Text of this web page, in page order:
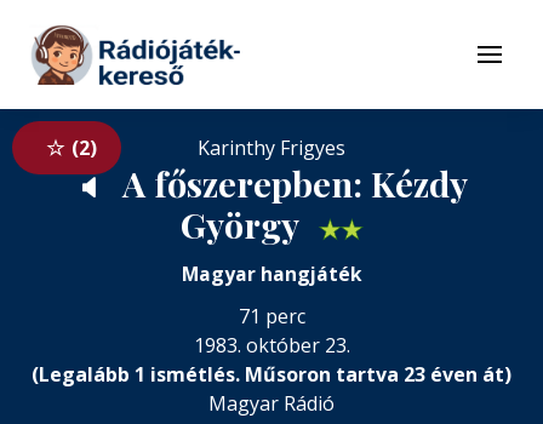
Tovább a tartalomhoz
Menü
2 Karinthy Frigyes
🔈
A főszerepben: Kézdy
György ★★
Magyar hangjáték
71 perc
1983. október 23.
(Legalább 1 ismétlés. Műsoron tartva 23 éven át)
Magyar Rádió